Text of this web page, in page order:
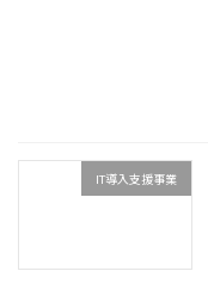
IT導入支援事業